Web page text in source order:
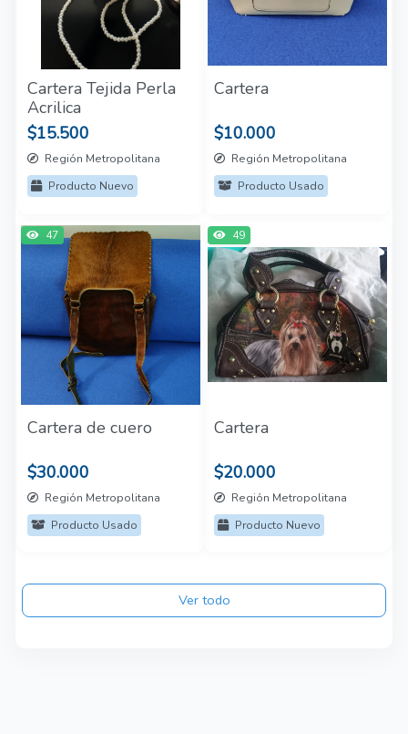
Cartera Tejida Perla
Acrilica
$15.500
Región Metropolitana
Producto Nuevo
Cartera
$10.000
Región Metropolitana
Producto Usado
47
Cartera de cuero
$30.000
Región Metropolitana
Producto Usado
49
Cartera
$20.000
Región Metropolitana
Producto Nuevo
Ver todo